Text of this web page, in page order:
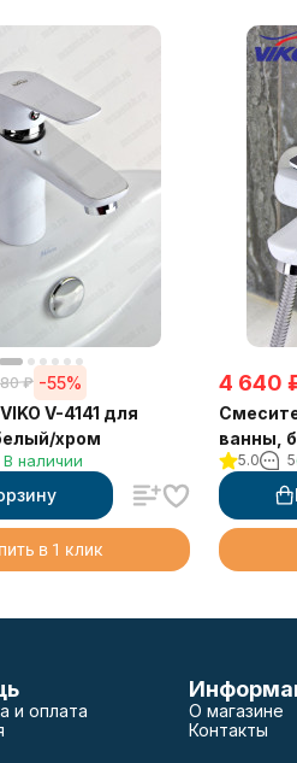
₽ -55%
V-4141 для
хром
В наличии
в 1 клик
4 640
ванны,
5.0 5
и оплата
О магазине
Контакты